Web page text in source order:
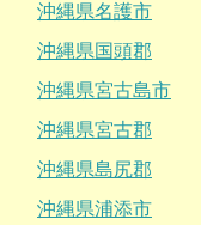
沖縄県名護市
沖縄県国頭郡
沖縄県宮古島市
沖縄県宮古郡
沖縄県島尻郡
沖縄県浦添市